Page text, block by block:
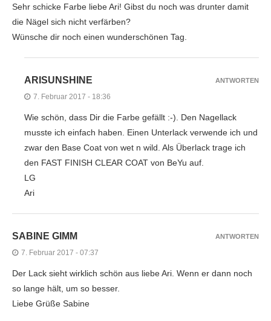
Sehr schicke Farbe liebe Ari! Gibst du noch was drunter damit
die Nägel sich nicht verfärben?
Wünsche dir noch einen wunderschönen Tag.
ARISUNSHINE
7. Februar 2017 - 18:36
Wie schön, dass Dir die Farbe gefällt :-). Den Nagellack
musste ich einfach haben. Einen Unterlack verwende ich und
zwar den Base Coat von wet n wild. Als Überlack trage ich
den FAST FINISH CLEAR COAT von BeYu auf.
LG
Ari
ANTWORTEN
SABINE GIMM
7. Februar 2017 - 07:37
Der Lack sieht wirklich schön aus liebe Ari. Wenn er dann noch
so lange hält, um so besser.
Liebe Grüße Sabine
ANTWORTEN